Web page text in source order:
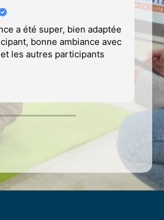
a été super, bien adaptée
bonne ambiance avec
les autres participants